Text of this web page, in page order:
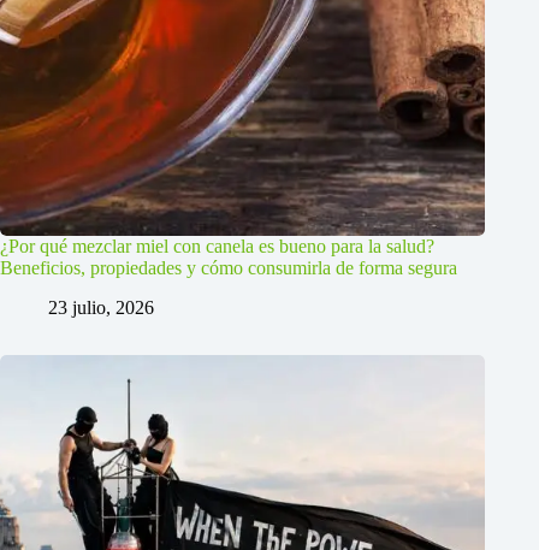
¿Por qué mezclar miel con canela es bueno para la salud?
Beneficios, propiedades y cómo consumirla de forma segura
23 julio, 2026